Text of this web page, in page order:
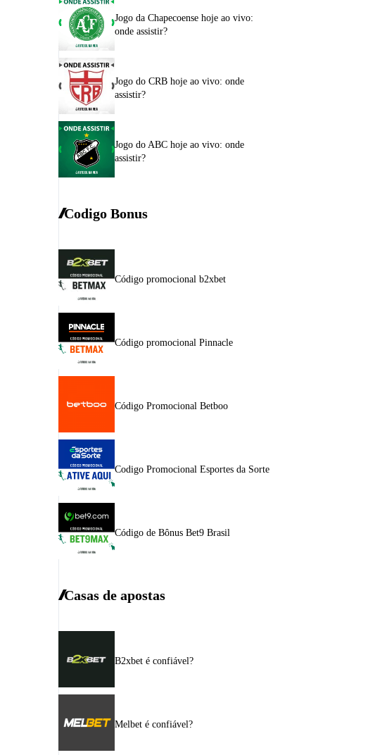
Jogo da Chapecoense hoje ao vivo:
onde assistir?
Jogo do CRB hoje ao vivo: onde
assistir?
Jogo do ABC hoje ao vivo: onde
assistir?
Codigo Bonus
Código promocional b2xbet
Código promocional Pinnacle
Código Promocional Betboo
Codigo Promocional Esportes da Sorte
Código de Bônus Bet9 Brasil
Casas de apostas
B2xbet é confiável?
Melbet é confiável?